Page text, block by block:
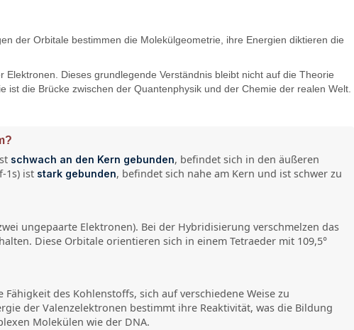
der Orbitale bestimmen die Molekülgeometrie, ihre Energien diktieren die
Dieses grundlegende Verständnis bleibt nicht auf die Theorie
die Brücke zwischen der Quantenphysik und der Chemie der realen Welt.
schwach an den Kern gebunden, befindet sich in den äußeren
1s) ist stark gebunden, befindet sich nahe am Kern und ist schwer zu
ungepaarte Elektronen). Bei der Hybridisierung verschmelzen das
Diese Orbitale orientieren sich in einem Tetraeder mit 109,5°
des Kohlenstoffs, sich auf verschiedene Weise zu
der Valenzelektronen bestimmt ihre Reaktivität, was die Bildung
Molekülen wie der DNA.